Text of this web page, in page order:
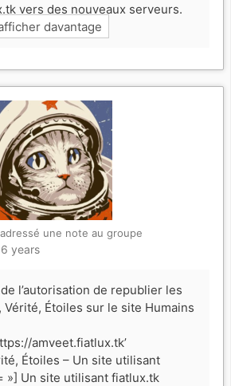
vers des nouveaux serveurs.
davantage
une note au groupe
years
l’autorisation de republier les
Vérité, Étoiles sur le site Humains
amveet.fiatlux.tk’
Étoiles – Un site utilisant
»] Un site utilisant fiatlux.tk